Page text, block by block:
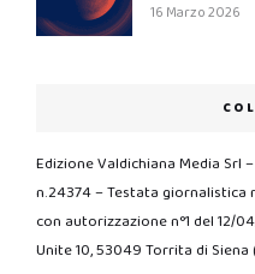
16 Marzo 2026
Edizione Valdichiana Media Srl –
n.24374 – Testata giornalistica
con autorizzazione n°1 del 12/
Unite 10, 53049 Torrita di Siena